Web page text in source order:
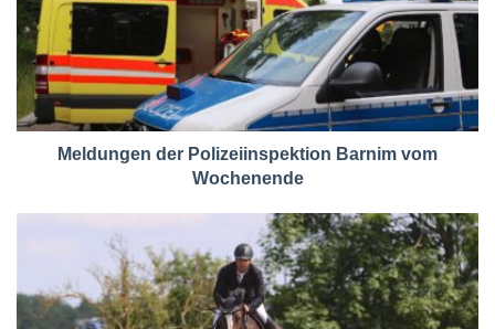
Meldungen der Polizeiinspektion Barnim vom
Wochenende